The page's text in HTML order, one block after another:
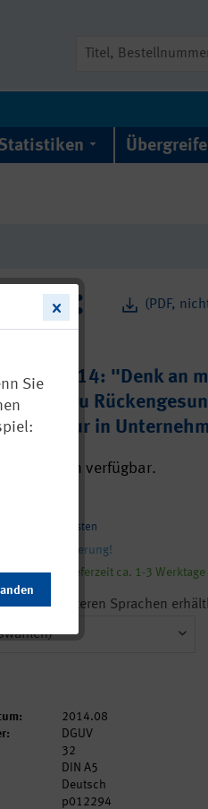
(PDF,
1/2014: "Denk an
zu
in
Sprachen verfügbar.
zzgl. Versandkosten
Lieferung!
Lieferzeit ca. 1-3 Werktage
ist in weiteren Sprachen
2014.08
DGUV
32
DIN A5
Deutsch
p012294
Sie